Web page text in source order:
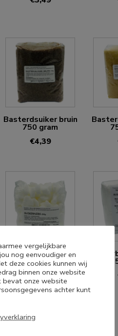
Basterdsuiker bruin
750 gram
€4,39
Suikernibs groot
250 gram
€3,59
vergelijkbare
nog eenvoudiger en
deze cookies kunnen wij
binnen onze website
bevat onze website
achter kunt